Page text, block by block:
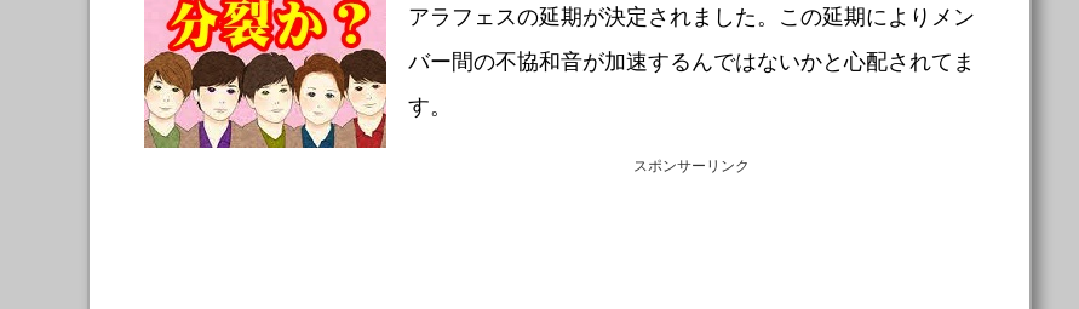
アラフェスの延期が決定されました。この延期によりメン
バー間の不協和音が加速するんではないかと心配されてま
す。
スポンサーリンク